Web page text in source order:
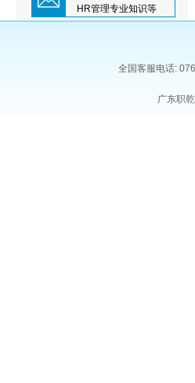
HR管理专业知识等
全国客服电话:
广东职